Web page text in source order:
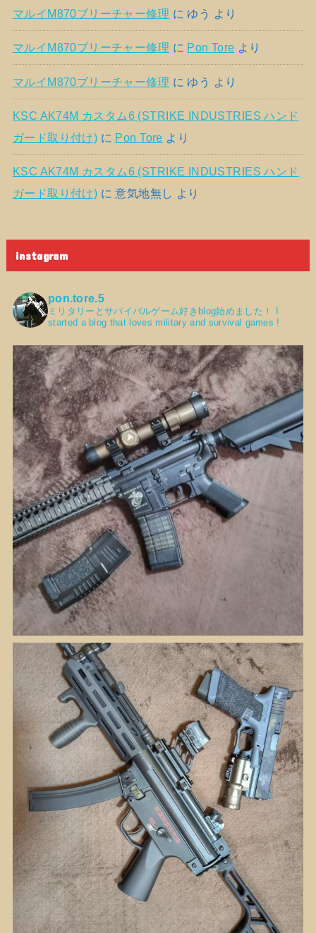
マルイM870ブリーチャー修理 に ゆう より
マルイM870ブリーチャー修理 に Pon Tore より
マルイM870ブリーチャー修理 に ゆう より
KSC AK74M カスタム6 (STRIKE INDUSTRIES ハンド
ガード取り付け) に Pon Tore より
KSC AK74M カスタム6 (STRIKE INDUSTRIES ハンド
ガード取り付け) に意気地無し より
instagram
pon.tore.5
ミリタリーとサバイバルゲーム好きblog始めました！
started a blog that loves military and survival games !